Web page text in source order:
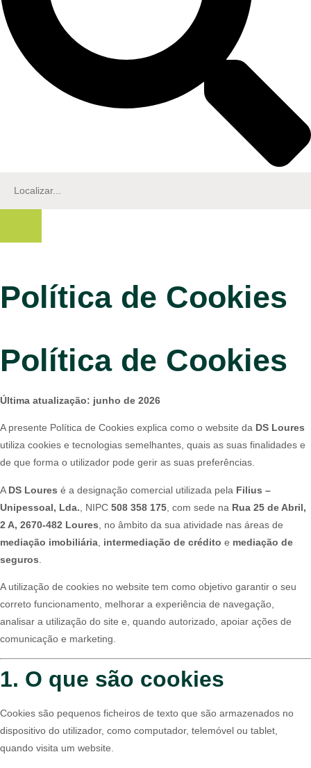
Política de Cookies
Política de Cookies
Última atualização: junho de 2026
A presente Política de Cookies explica como o website da DS Loures
utiliza cookies e tecnologias semelhantes, quais as suas finalidades e
de que forma o utilizador pode gerir as suas preferências.
A DS Loures é a designação comercial utilizada pela Filius –
Unipessoal, Lda. , NIPC 508 358 175 , com sede na Rua 25 de Abril,
2 A, 2670-482 Loures , no âmbito da sua atividade nas áreas de
mediação imobiliária intermediação de crédito e mediação de
seguros
A utilização de cookies no website tem como objetivo garantir o seu
correto funcionamento, melhorar a experiência de navegação,
analisar a utilização do site e, quando autorizado, apoiar ações de
comunicação e marketing.
1. O que são cookies
Cookies são pequenos ficheiros de texto que são armazenados no
dispositivo do utilizador, como computador, telemóvel ou tablet,
quando visita um website.